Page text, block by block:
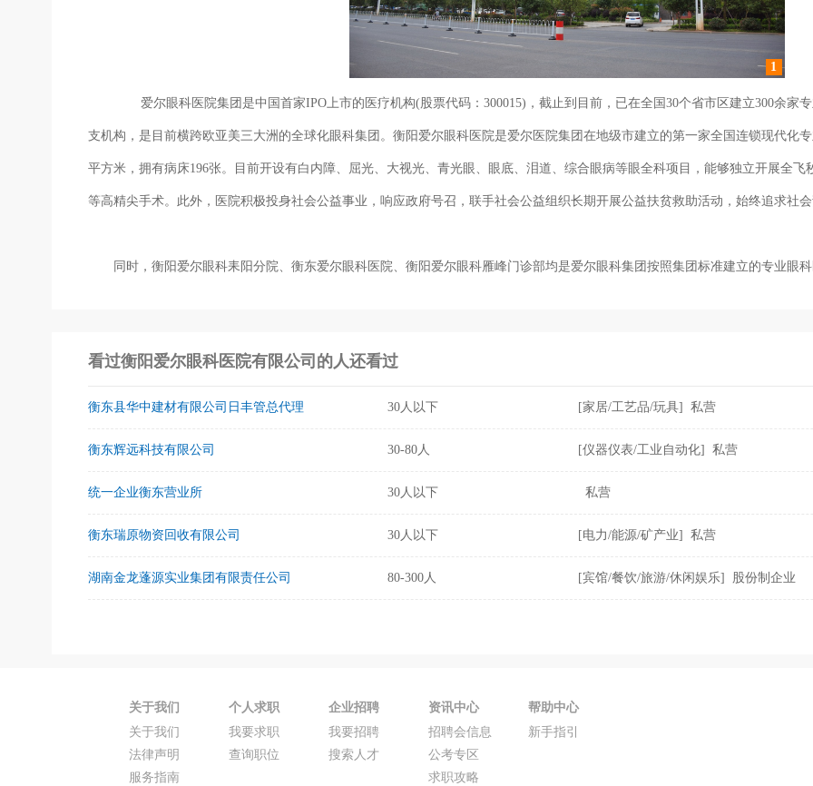
1
爱尔眼科医院集团是中国首家IPO上市的医疗机构(股票代码：300015)，截止到目前，已在全国30个省市区建立300余家
支机构，是目前横跨欧亚美三大洲的全球化眼科集团。衡阳爱尔眼科医院是爱尔医院集团在地级市建立的第一家全国连锁现代化
平方米，拥有病床196张。目前开设有白内障、屈光、大视光、青光眼、眼底、泪道、综合眼病等眼全科项目，能够独立开展全飞
等高精尖手术。此外，医院积极投身社会公益事业，响应政府号召，联手社会公益组织长期开展公益扶贫救助活动，始终追求社
同时，衡阳爱尔眼科耒阳分院、衡东爱尔眼科医院、衡阳爱尔眼科雁峰门诊部均是爱尔眼科集团按照集团标准建立的专业眼
看过衡阳爱尔眼科医院有限公司的人还看过
衡东县华中建材有限公司日丰管总代理 30人以下 [家居/工艺品/玩具] 私营
衡东辉远科技有限公司 30-80人 [仪器仪表/工业自动化] 私营
统一企业衡东营业所 30人以下 私营
衡东瑞原物资回收有限公司 30人以下 [电力/能源/矿产业] 私营
湖南金龙蓬源实业集团有限责任公司 80-300人 [宾馆/餐饮/旅游/休闲娱乐] 股份制企业
关于我们
关于我们
法律声明
服务指南
个人求职
我要求职
查询职位
企业招聘
我要招聘
搜索人才
资讯中心
招聘会信息
公考专区
求职攻略
帮助中心
新手指引